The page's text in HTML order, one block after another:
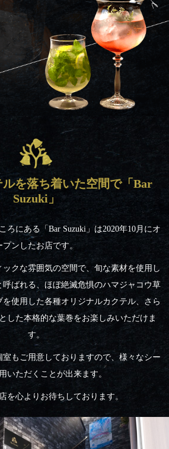
を落ち着いた空間で「Bar
Suzuki」
ろにある「Bar Suzuki」は2020年10月にオ
プンしたお店です。
クな雰囲気の空間で、旬な素材を使用し
ばれる、ほぼ絶滅危惧のハマジャコウ草
使用した各種オリジナルカクテル、さら
した本格的な葉巻をお楽しみいただけま
す。
もご用意しておりますので、様々なシー
いただくことが出来ます。
を心よりお待ちしております。